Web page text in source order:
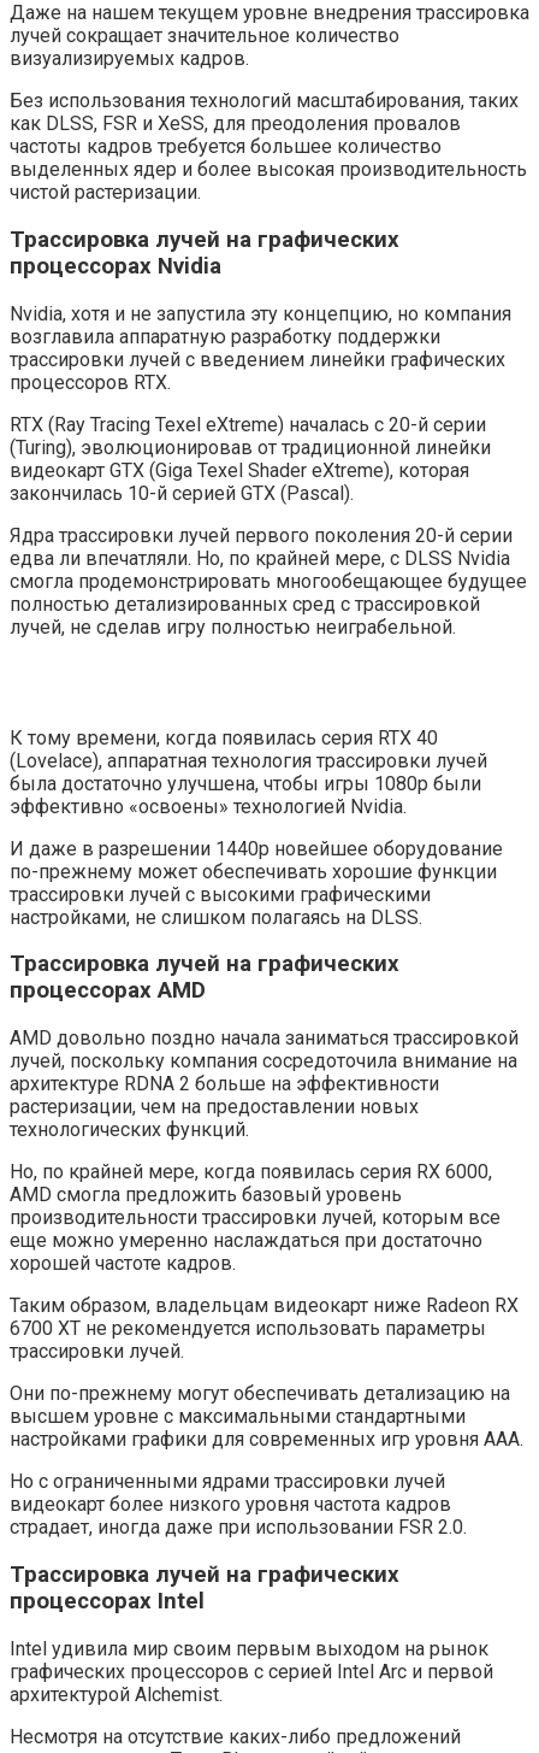
Даже на нашем текущем уровне внедрения трассировка
лучей сокращает значительное количество
визуализируемых кадров.
Без использования технологий масштабирования, таких
как DLSS, FSR и XeSS, для преодоления провалов
частоты кадров требуется большее количество
выделенных ядер и более высокая производительность
чистой растеризации.
Трассировка лучей на графических
процессорах Nvidia
Nvidia, хотя и не запустила эту концепцию, но компания
возглавила аппаратную разработку поддержки
трассировки лучей с введением линейки графических
процессоров RTX.
RTX (Ray Tracing Texel eXtreme) началась с 20-й серии
(Turing), эволюционировав от традиционной линейки
видеокарт GTX (Giga Texel Shader eXtreme), которая
закончилась 10-й серией GTX (Pascal).
Ядра трассировки лучей первого поколения 20-й серии
едва ли впечатляли. Но, по крайней мере, с DLSS Nvidia
смогла продемонстрировать многообещающее будущее
полностью детализированных сред с трассировкой
лучей, не сделав игру полностью неиграбельной.
К тому времени, когда появилась серия RTX 40
(Lovelace), аппаратная технология трассировки лучей
была достаточно улучшена, чтобы игры 1080p были
эффективно «освоены» технологией Nvidia.
И даже в разрешении 1440p новейшее оборудование
по-прежнему может обеспечивать хорошие функции
трассировки лучей с высокими графическими
настройками, не слишком полагаясь на DLSS.
Трассировка лучей на графических
процессорах AMD
AMD довольно поздно начала заниматься трассировкой
лучей, поскольку компания сосредоточила внимание на
архитектуре RDNA 2 больше на эффективности
растеризации, чем на предоставлении новых
технологических функций.
Но, по крайней мере, когда появилась серия RX 6000,
AMD смогла предложить базовый уровень
производительности трассировки лучей, которым все
еще можно умеренно наслаждаться при достаточно
хорошей частоте кадров.
Таким образом, владельцам видеокарт ниже Radeon RX
6700 XT не рекомендуется использовать параметры
трассировки лучей.
Они по-прежнему могут обеспечивать детализацию на
высшем уровне с максимальными стандартными
настройками графики для современных игр уровня ААА.
Но с ограниченными ядрами трассировки лучей
видеокарт более низкого уровня частота кадров
страдает, иногда даже при использовании FSR 2.0.
Трассировка лучей на графических
процессорах Intel
Intel удивила мир своим первым выходом на рынок
графических процессоров с серией Intel Arc и первой
архитектурой Alchemist.
Несмотря на отсутствие каких-либо предложений